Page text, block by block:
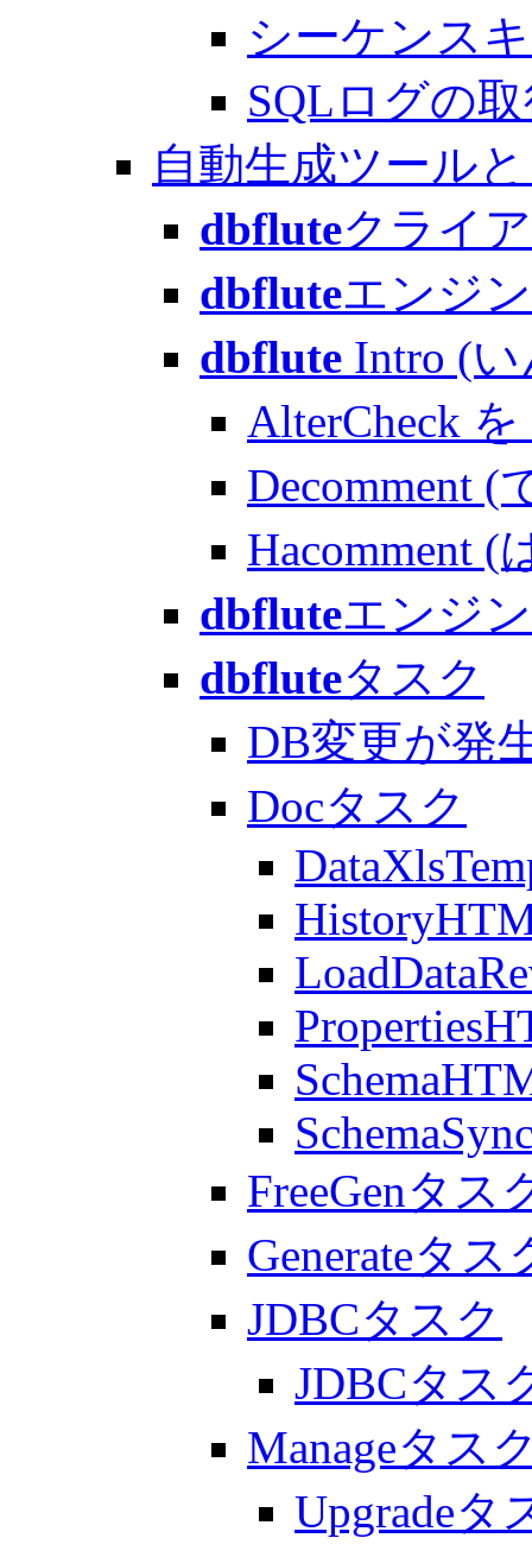
シーケンス
SQLログの
自動生成ツール
dbfluteクライ
dbfluteエンジン
dbflute Intro (
AlterCheck
Decomment (
Hacomment (
dbfluteエンジ
dbfluteタスク
DB変更が発
Docタスク
FreeGenタス
Generateタス
JDBCタスク
JDBCタス
Manageタス
Upgradeタ